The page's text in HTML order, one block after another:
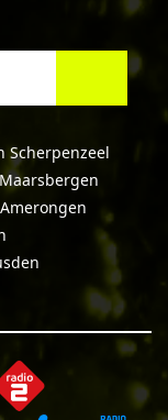
Scherpenzeel